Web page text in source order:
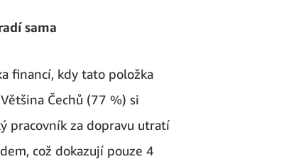
sama
financí, kdy tato položka
Čechů (77 %) si
pracovník za dopravu utratí
což dokazují pouze 4